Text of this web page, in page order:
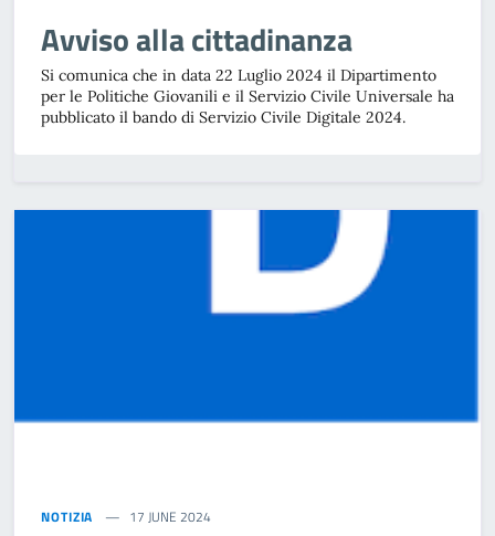
Avviso alla cittadinanza
Si comunica che in data 22 Luglio 2024 il Dipartimento
per le Politiche Giovanili e il Servizio Civile Universale ha
pubblicato il bando di Servizio Civile Digitale 2024.
NOTIZIA 17 JUNE 2024